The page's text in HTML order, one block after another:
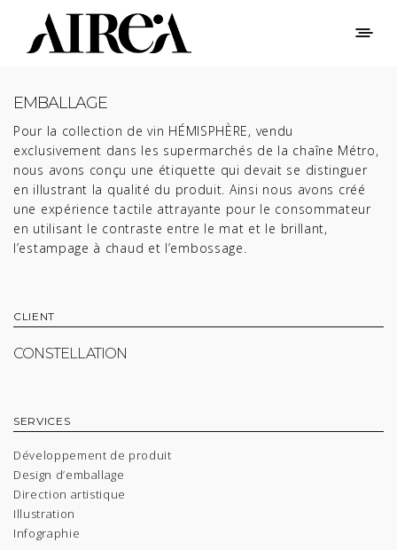
EMBALLAGE
Pour la collection de vin HÉMISPHÈRE, vendu
exclusivement dans les supermarchés de la chaîne Métro,
nous avons conçu une étiquette qui devait se distinguer
en illustrant la qualité du produit. Ainsi nous avons créé
une expérience tactile attrayante pour le consommateur
en utilisant le contraste entre le mat et le brillant,
l’estampage à chaud et l’embossage.
CLIENT
CONSTELLATION
SERVICES
Développement de produit
Design d’emballage
Direction artistique
Illustration
Infographie